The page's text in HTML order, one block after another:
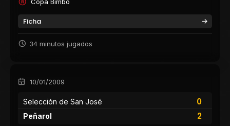
Ficha
34 minutos jugados
10/01/2009
Selección de San José
0
2
Peñarol